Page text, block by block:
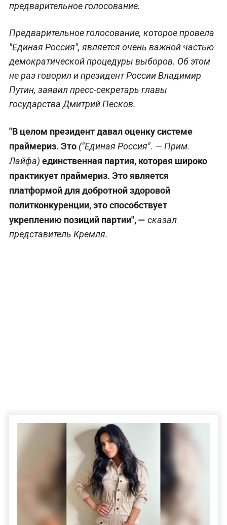
предварительное голосование.
Предварительное голосование, которое провела
"Единая Россия", является очень важной частью
демократической процедуры выборов. Об этом
не раз говорил и президент России Владимир
Путин, заявил пресс-секретарь главы
государства Дмитрий Песков.
"В целом президент давал оценку системе
праймериз. Это ("Единая Россия". — Прим.
Лайфа) единственная партия, которая широко
практикует праймериз. Это является
платформой для добротной здоровой
политконкуренции, это способствует
укреплению позиций партии", — сказал
представитель Кремля.